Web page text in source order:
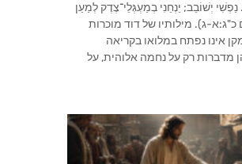
נַפְשִׁי יְשׁוֹבֵב; יַנְחֵנִי בְמַעְגְּלֵי־צֶדֶק לְמַעַן
ג). מילותיו של דוד מוכרות
אינו נפתח במלואו בקריאה
מדברות רק על נחמה אלוהית, על